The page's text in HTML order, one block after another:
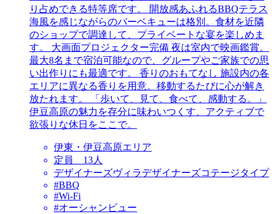
り占めできる特等席です。 開放感あふれるBBQテラス
海風を感じながらのバーベキューは格別。食材を近隣
のショップで調達して、プライベートな宴を楽しめま
す。 大画面プロジェクター完備 夜は室内で映画鑑賞。
最大8名まで宿泊可能なので、グループやご家族での思
い出作りにも最適です。 香りのおもてなし 施設内の各
エリアに異なる香りを用意。移動するたびに心が解き
放たれます。 「歩いて、見て、食べて、感動する。」
伊豆高原の魅力を存分に味わいつくす、アクティブで
欲張りな休日をここで。
伊東・伊豆高原エリア
定員 13人
デザイナーズヴィラデザイナーズコテージタイプ
#BBQ
#Wi-Fi
#オーシャンビュー